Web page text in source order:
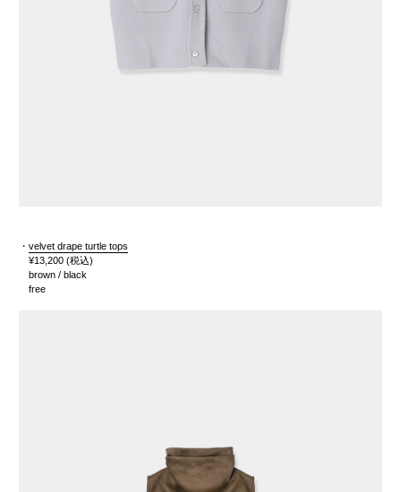
・ velvet drape turtle tops
¥13,200 (税込)
brown / black
free